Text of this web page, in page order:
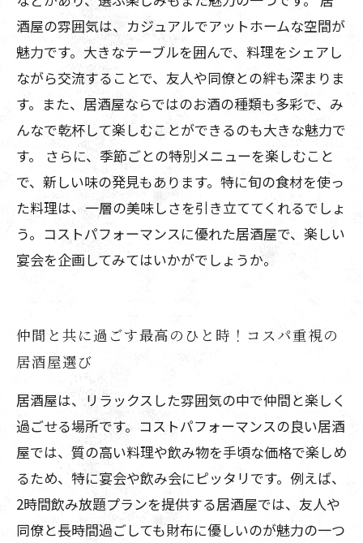
酒屋の雰囲気は、カジュアルでアットホームな空間が
魅力です。大きなテーブルを囲んで、料理をシェアし
ながら交流することで、友人や同僚との絆も深まりま
す。また、居酒屋ならではのお酒の種類も多彩で、み
んなで乾杯して楽しむことができるのも大きな魅力で
す。 さらに、季節ごとの特別メニューを楽しむこと
で、新しい味の発見もあります。特に旬の食材を使っ
た料理は、一層の美味しさを引き立ててくれるでしょ
う。コストパフォーマンスに優れた居酒屋で、楽しい
宴会を企画してみてはいかがでしょうか。
仲間と共に過ごす最高のひと時！コスパ重視の
居酒屋選び
居酒屋は、リラックスした雰囲気の中で仲間と楽しく
過ごせる場所です。コストパフォーマンスの良い居酒
屋では、質の高い料理や飲み物を手頃な価格で楽しめ
るため、特に宴会や飲み会にピッタリです。例えば、
2時間飲み放題プランを提供する居酒屋では、友人や
同僚と長時間過ごしても財布に優しいのが魅力の一つ